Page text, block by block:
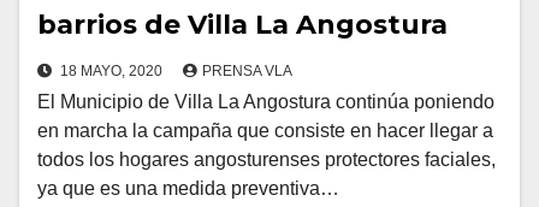
barrios de Villa La Angostura
18 MAYO, 2020 PRENSA VLA
El Municipio de Villa La Angostura continúa poniendo
en marcha la campaña que consiste en hacer llegar a
todos los hogares angosturenses protectores faciales,
ya que es una medida preventiva…